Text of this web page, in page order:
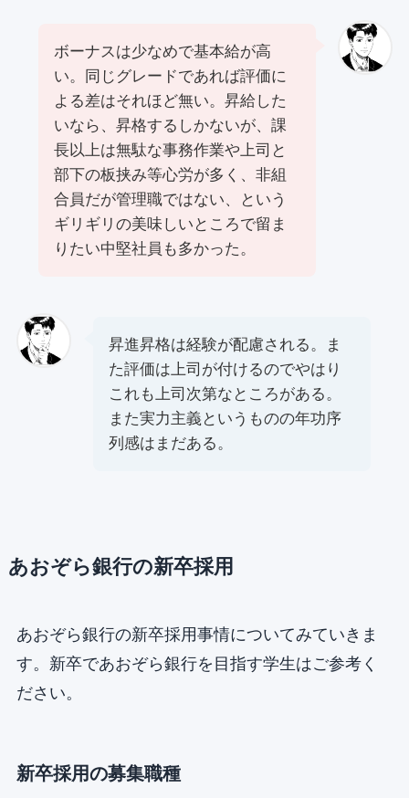
ボーナスは少なめで基本給が⾼
い。同じグレードであれば評価に
よる差はそれほど無い。昇給した
いなら、昇格するしかないが、課
⻑以上は無駄な事務作業や上司と
部下の板挟み等⼼労が多く、⾮組
合員だが管理職ではない、という
ギリギリの美味しいところで留ま
りたい中堅社員も多かった。
昇進昇格は経験が配慮される。ま
た評価は上司が付けるのでやはり
これも上司次第なところがある。
また実⼒主義というものの年功序
列感はまだある。
あおぞら銀行の新卒採用
あおぞら銀行の新卒採用事情についてみていきま
す。新卒であおぞら銀行を目指す学生はご参考く
ださい。
新卒採用の募集職種